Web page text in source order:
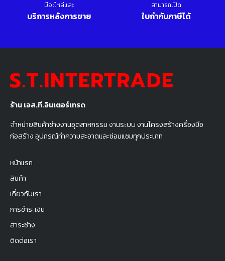
ร้าน เอส.ที.อินเตอร์เทรด
จำหน่ายสินค้าช่างงานอุตสาหกรรม งานระบบ งานโครงสร้างครื่องมือ
ก่อสร้าง อุปกรณ์ทำความสะอาดและซ่อมแซมทุกประเภท
หน้าแรก
สินค้า
เกี่ยวกับเรา
การชำระเงิน
สาระช่าง
ติดต่อเรา
มีอะไหล่และ
บริการหลังการขาย
สามารถเปิด
ใบกำกับภาษีได้